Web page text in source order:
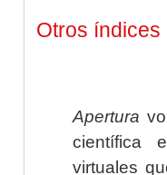
Otros índices
Apertura
científica
virtuales